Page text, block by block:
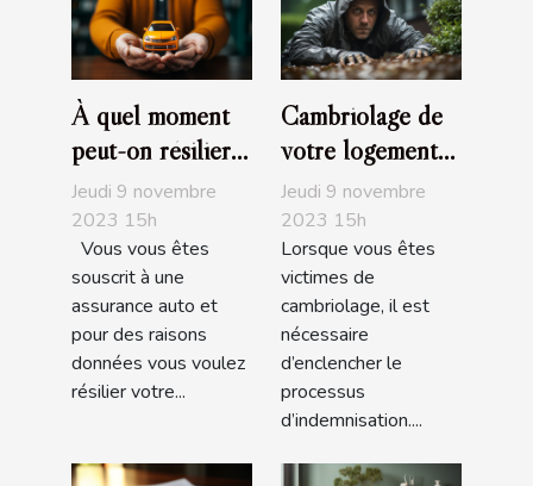
À quel moment
peut-on résilier
son assurance
auto?
Jeudi 9 novembre
2023 15h
Vous vous êtes
souscrit à une
assurance auto et
pour des raisons
données vous voulez
résilier votre...
Cambriolage de
votre logement
assuré :
Comment être
indemnisé?
Jeudi 9 novembre
2023 15h
Lorsque vous êtes
victimes de
cambriolage, il est
nécessaire
d’enclencher le
processus
d’indemnisation....